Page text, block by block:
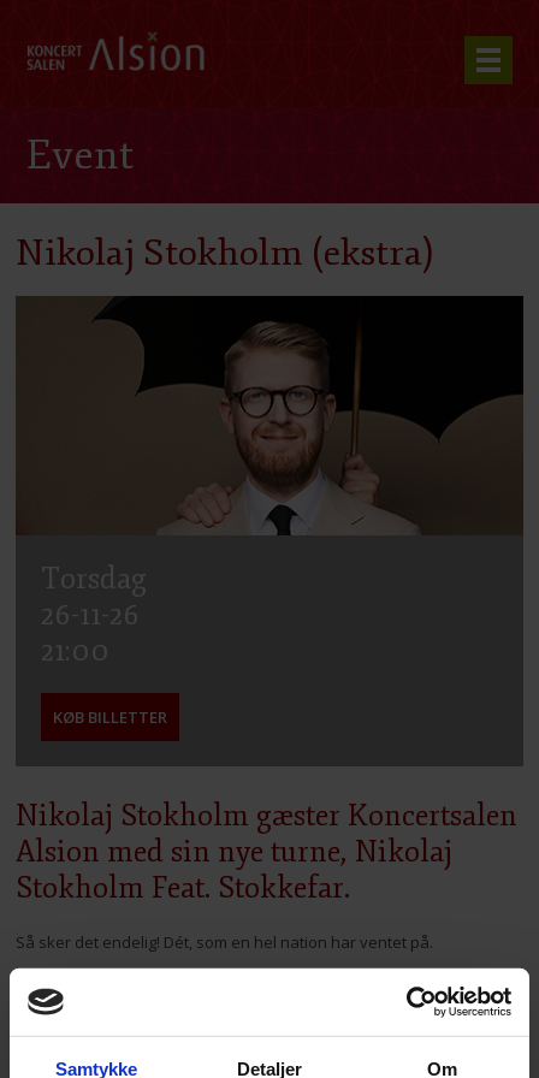
Samtykke Detaljer Om
Event
Nikolaj Stokholm (ekstra)
Torsdag
26-11-26
21:00
KØB BILLETTER
Nikolaj Stokholm gæster Koncertsalen
Alsion med sin nye turne, Nikolaj
Stokholm Feat. Stokkefar.
Så sker det endelig! Dét, som en hel nation har ventet på.
I denne tid, hvor man bare har brug for at sætte sig ned, grine og
glemme alt omkring sig, er der kun én, som kan løse denne umulige
opgave. Og det er gode gamle Nikolaj Stokholm.